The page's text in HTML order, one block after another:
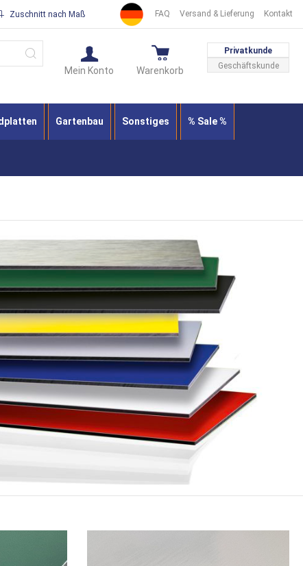
FAQ Versand & Lieferung Kontakt
Zuschnitt nach Maß
Privatkunde
Geschäftskunde
Warenkorb
Mein Konto
Gartenbau Sonstiges % Sale %